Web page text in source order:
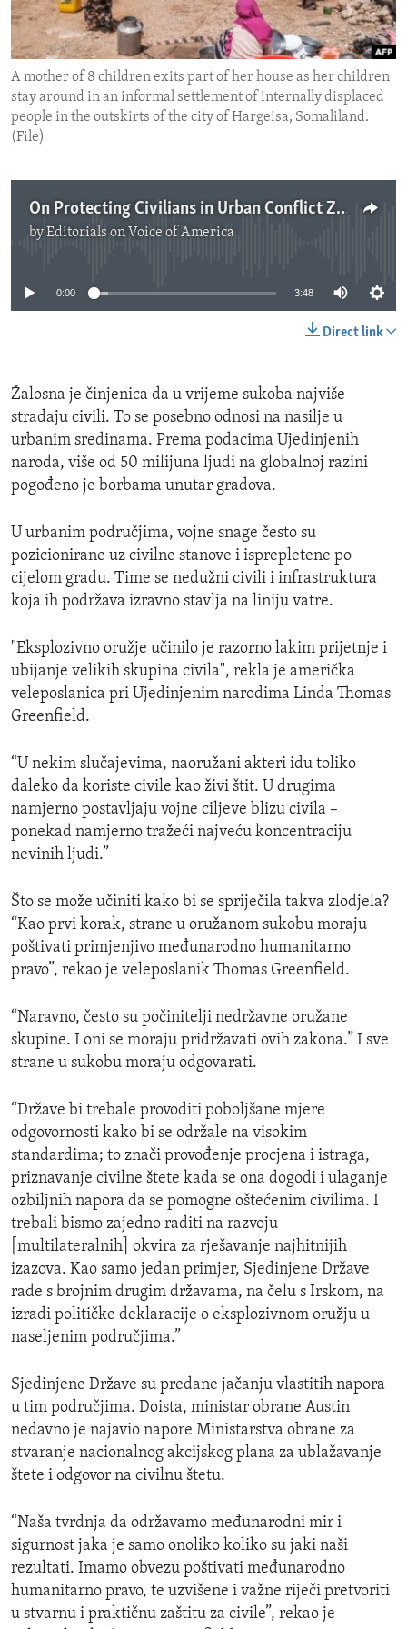
ENVIRONMENT AND HEALTH
IDEALS AND INSTITUTIONS
A mother of 8 children exits part of her house as her children
stay around in an informal settlement of internally displaced
people in the outskirts of the city of Hargeisa, Somaliland.
(File)
On Protecting Civilians in Urban Conflict Zones
byEditorials on Voice of America
0:00 3:48
Direct link
Žalosna je činjenica da u vrijeme sukoba najviše
stradaju civili. To se posebno odnosi na nasilje u
urbanim sredinama. Prema podacima Ujedinjenih
naroda, više od 50 milijuna ljudi na globalnoj razini
pogođeno je borbama unutar gradova.
U urbanim područjima, vojne snage često su
pozicionirane uz civilne stanove i isprepletene po
cijelom gradu. Time se nedužni civili i infrastruktura
koja ih podržava izravno stavlja na liniju vatre.
"Eksplozivno oružje učinilo je razorno lakim prijetnje i
ubijanje velikih skupina civila", rekla je američka
veleposlanica pri Ujedinjenim narodima Linda Thomas
Greenfield.
“U nekim slučajevima, naoružani akteri idu toliko
daleko da koriste civile kao živi štit. U drugima
namjerno postavljaju vojne ciljeve blizu civila –
ponekad namjerno tražeći najveću koncentraciju
nevinih ljudi.”
Što se može učiniti kako bi se spriječila takva zlodjela?
“Kao prvi korak, strane u oružanom sukobu moraju
poštivati primjenjivo međunarodno humanitarno
pravo”, rekao je veleposlanik Thomas Greenfield.
“Naravno, često su počinitelji nedržavne oružane
skupine. I oni se moraju pridržavati ovih zakona.” I sve
strane u sukobu moraju odgovarati.
“Države bi trebale provoditi poboljšane mjere
odgovornosti kako bi se održale na visokim
standardima; to znači provođenje procjena i istraga,
priznavanje civilne štete kada se ona dogodi i ulaganje
ozbiljnih napora da se pomogne oštećenim civilima. I
trebali bismo zajedno raditi na razvoju
[multilateralnih] okvira za rješavanje najhitnijih
izazova. Kao samo jedan primjer, Sjedinjene Države
rade s brojnim drugim državama, na čelu s Irskom, na
izradi političke deklaracije o eksplozivnom oružju u
naseljenim područjima.”
Sjedinjene Države su predane jačanju vlastitih napora
u tim područjima. Doista, ministar obrane Austin
nedavno je najavio napore Ministarstva obrane za
stvaranje nacionalnog akcijskog plana za ublažavanje
štete i odgovor na civilnu štetu.
“Naša tvrdnja da održavamo međunarodni mir i
sigurnost jaka je samo onoliko koliko su jaki naši
rezultati. Imamo obvezu poštivati međunarodno
humanitarno pravo, te uzvišene i važne riječi pretvoriti
u stvarnu i praktičnu zaštitu za civile”, rekao je